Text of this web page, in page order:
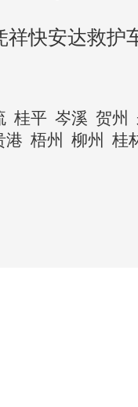
祥快安达救护
桂平 岑溪 贺州
港 梧州 柳州 桂